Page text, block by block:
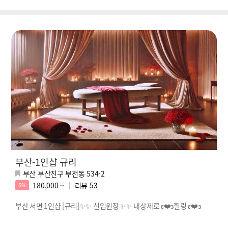
부산-1인샵 규리
부산 부산진구 부전동 534-2
6% 180,000 ~ 리뷰 53
부산 서면 1인샵 [규리]✨✨ 신입원장 ✨✨ 내상제로 ε❤️з힐링 ε❤️з